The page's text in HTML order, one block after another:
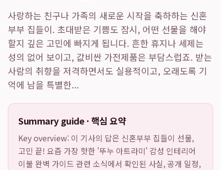
사랑하는 친구나 가족의 새로운 시작을 축하하는 신혼
부부 집들이. 초대받은 기쁨도 잠시, 어떤 선물을 해야
할지 깊은 고민에 빠지게 됩니다. 흔한 휴지나 세제는
성의 없어 보이고, 값비싼 가전제품은 부담스럽죠. 받는
사람의 취향을 저격하면서도 실용적이고, 오래도록 기
억에 남을 특별한...
Summary guide · 핵심 요약
Key overview: 이 기사의 답은 신혼부부 집들이 선물,
고민 끝! 요즘 가장 핫한 '뚜누 아트라미' 감성 인테리어
이불 완벽 가이드 관련 소식에서 확인된 사실, 공개 일정,